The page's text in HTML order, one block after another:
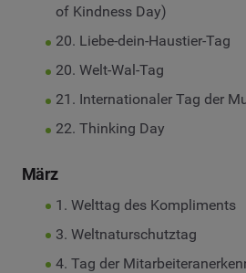
of Kindness Day)
20. Liebe-dein-Haustier-Tag
20. Welt-Wal-Tag
21. Internationaler Tag der
22. Thinking Day
März
1. Welttag des Kompliments
3. Weltnaturschutztag
4. Tag der